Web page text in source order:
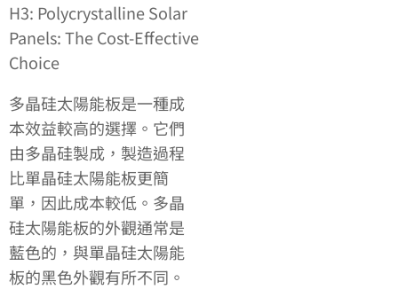
H3: Polycrystalline Solar
Panels: The Cost-Effective
Choice
多晶硅太陽能板是一種成
本效益較高的選擇。它們
由多晶硅製成，製造過程
比單晶硅太陽能板更簡
單，因此成本較低。多晶
硅太陽能板的外觀通常是
藍色的，與單晶硅太陽能
板的黑色外觀有所不同。